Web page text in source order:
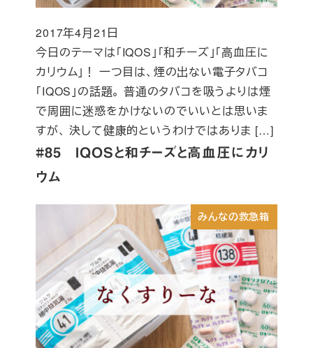
#85 IQOSと和チーズと高血圧にカリ
ウム
今日のテーマは「IQOS」「和チーズ」「高血圧に
カリウム」！ 一つ目は、煙の出ない電子タバコ
「IQOS」の話題。 普通のタバコを吸うよりは煙
で周囲に迷惑をかけないのでいいとは思いま
すが、 決して健康的というわけではありま […]
投稿日
2017年4月21日
みんなの救急箱